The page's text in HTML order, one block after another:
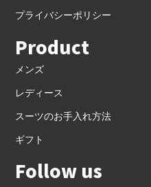
プライバシーポリシー
Product
メンズ
レディース
スーツのお手入れ方法
ギフト
Follow us